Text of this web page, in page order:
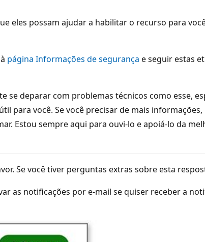
eles possam ajudar a habilitar o recurso para
página Informações de segurança e seguir estas
deparar com problemas técnicos como esse,
para você. Se você precisar de mais
Estou sempre aqui para ouvi-lo e apoiá-lo da
Se você tiver perguntas extras sobre esta
as notificações por e-mail se quiser receber a